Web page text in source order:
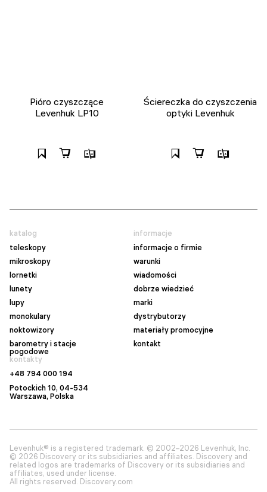
Pióro czyszczące
Levenhuk LP10
Ściereczka do czyszczenia
optyki Levenhuk
katalog
teleskopy
mikroskopy
lornetki
lunety
lupy
monokulary
noktowizory
barometry i stacje
pogodowe
informacje
informacje o firmie
warunki
wiadomości
dobrze wiedzieć
marki
dystrybutorzy
materiały promocyjne
kontakt
kontakty
+48 794 000 194
Potockich 10, 04-534
Warszawa, Polska
Levenhuk® is a registered trademark. © 2002–2026 Levenhuk, Inc.
© 2026 Discovery or its subsidiaries and affiliates. Discovery and
related logos are trademarks of Discovery or its subsidiaries and
affiliates, used under license.
All rights reserved. Discovery.com